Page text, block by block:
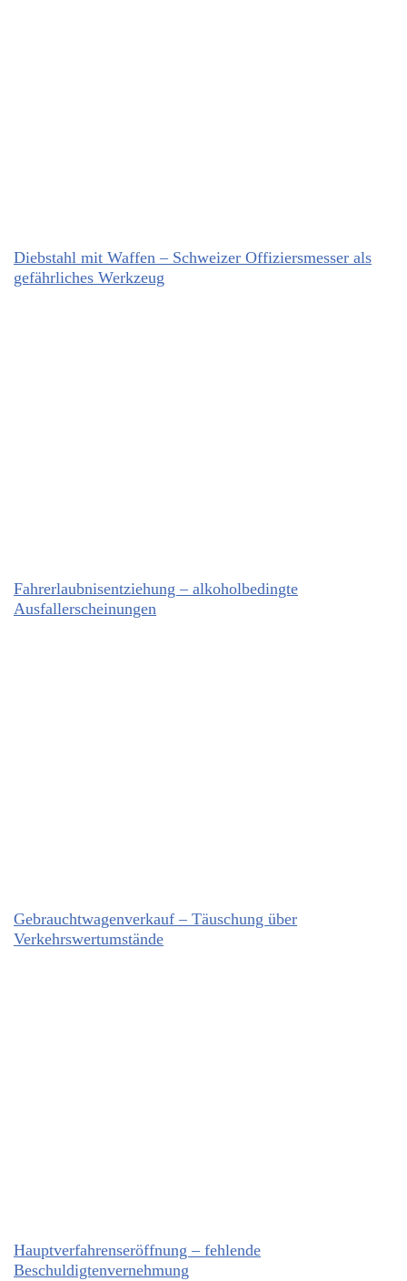
Diebstahl mit Waffen – Schweizer Offiziersmesser als
gefährliches Werkzeug
Fahrerlaubnisentziehung – alkoholbedingte
Ausfallerscheinungen
Gebrauchtwagenverkauf – Täuschung über
Verkehrswertumstände
Hauptverfahrenseröffnung – fehlende
Beschuldigtenvernehmung